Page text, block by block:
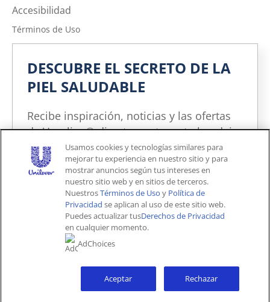
Accesibilidad
Términos de Uso
Política de Privacidad
No vender ni compartir mi información personal
Política de Privacidad de la Información sobre la Salud del
Limitar el uso de mi información personal confidencial
Unites States (ES)
© 2026 Unilever. Todos los derechos reservados.
Este sitio web está dirigido exclusivamente a los
consumidores estadounidenses de productos y
servicios de Unilever United States.
Este sitio web no está dirigido a consumidores
radicados fuera de Estados Unidos
DESCUBRE EL SECRETO DE LA
PIEL SALUDABLE
Recibe inspiración, noticias y las ofertas
de Vaseline® directamente en tu bandeja
de entrada. Puedes cancelar la
suscripción en cualquier momento.
¡YO LO QUIERO!
Tal vez más tarde
Usamos cookies y tecnologías similares para
mejorar tu experiencia en nuestro sitio y para
mostrar anuncios según tus intereses en
nuestro sitio web y en sitios de terceros.
NuestrosTérminos de Uso y Política de
Privacidadse aplican al uso de este sitio web.
Puedes actualizar tusDerechos de Privacidad
en cualquier momento.
AdChoices
Rechazar
Aceptar